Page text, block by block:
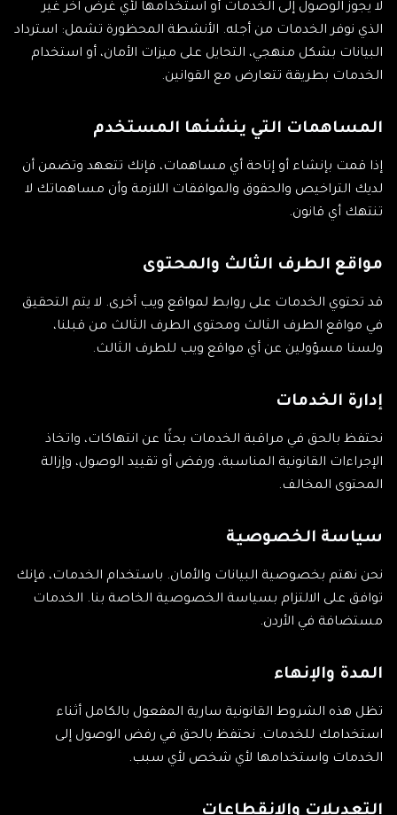
لا يجوز الوصول إلى الخدمات أو استخدامها لأي غرض آخر غير
الذي نوفر الخدمات من أجله. الأنشطة المحظورة تشمل: استرداد
البيانات بشكل منهجي، التحايل على ميزات الأمان، أو استخدام
الخدمات بطريقة تتعارض مع القوانين.
المساهمات التي ينشئها المستخدم
إذا قمت بإنشاء أو إتاحة أي مساهمات، فإنك تتعهد وتضمن أن
لديك التراخيص والحقوق والموافقات اللازمة وأن مساهماتك لا
تنتهك أي قانون.
مواقع الطرف الثالث والمحتوى
قد تحتوي الخدمات على روابط لمواقع ويب أخرى. لا يتم التحقيق
في مواقع الطرف الثالث ومحتوى الطرف الثالث من قبلنا،
ولسنا مسؤولين عن أي مواقع ويب للطرف الثالث.
إدارة الخدمات
نحتفظ بالحق في مراقبة الخدمات بحثًا عن انتهاكات، واتخاذ
الإجراءات القانونية المناسبة، ورفض أو تقييد الوصول، وإزالة
المحتوى المخالف.
سياسة الخصوصية
نحن نهتم بخصوصية البيانات والأمان. باستخدام الخدمات، فإنك
توافق على الالتزام بسياسة الخصوصية الخاصة بنا. الخدمات
مستضافة في الأردن.
المدة والإنهاء
تظل هذه الشروط القانونية سارية المفعول بالكامل أثناء
استخدامك للخدمات. نحتفظ بالحق في رفض الوصول إلى
الخدمات واستخدامها لأي شخص لأي سبب.
التعديلات والانقطاعات